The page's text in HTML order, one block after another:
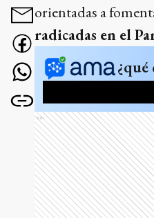
orientadas a
radicadas en el
¿qué
Ads